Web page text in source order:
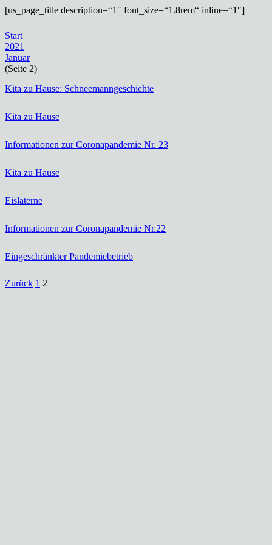
[us_page_title description=“1″ font_size=“1.8rem“ inline=“1″]
Start
2021
Januar
(Seite 2)
Kita zu Hause: Schneemanngeschichte
Kita zu Hause
Informationen zur Coronapandemie Nr. 23
Kita zu Hause
Eislaterne
Informationen zur Coronapandemie Nr.22
Eingeschränkter Pandemiebetrieb
Zurück 1 2